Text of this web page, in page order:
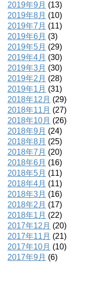
2019年9月 (13)
2019年8月 (10)
2019年7月 (11)
2019年6月 (3)
2019年5月 (29)
2019年4月 (30)
2019年3月 (30)
2019年2月 (28)
2019年1月 (31)
2018年12月 (29)
2018年11月 (27)
2018年10月 (26)
2018年9月 (24)
2018年8月 (25)
2018年7月 (20)
2018年6月 (16)
2018年5月 (11)
2018年4月 (11)
2018年3月 (16)
2018年2月 (17)
2018年1月 (22)
2017年12月 (20)
2017年11月 (21)
2017年10月 (10)
2017年9月 (6)